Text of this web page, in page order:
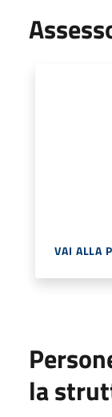
VAI ALLA
la